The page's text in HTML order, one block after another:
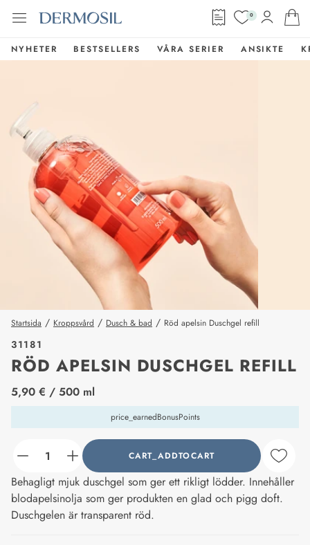
0
NYHETER BESTSELLERS VÅRA SERIER ANSIKTE
Startsida / Kroppsvård / Dusch & bad / Röd apelsin Duschgel refill
31181
RÖD APELSIN DUSCHGEL REFILL
price_label
5,90 € / 500 ml
price_earnedBonusPoints
counter_current CART_ADDTOCART
Behagligt mjuk duschgel som ger ett rikligt lödder. Innehåller
blodapelsinolja som ger produkten en glad och pigg doft.
Duschgelen är transparent röd.